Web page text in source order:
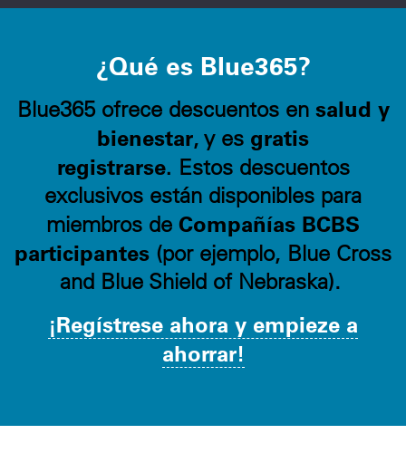
¿Qué es Blue365?
Blue365 ofrece descuentos en salud y
bienestar, y es gratis
registrarse. Estos descuentos
exclusivos están disponibles para
miembros de Compañías BCBS
participantes (por ejemplo, Blue Cross
and Blue Shield of Nebraska).
¡Regístrese ahora y empieze a
ahorrar!